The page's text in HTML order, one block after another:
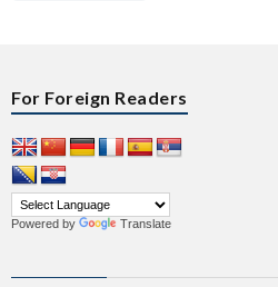
For Foreign Readers
Powered by Translate